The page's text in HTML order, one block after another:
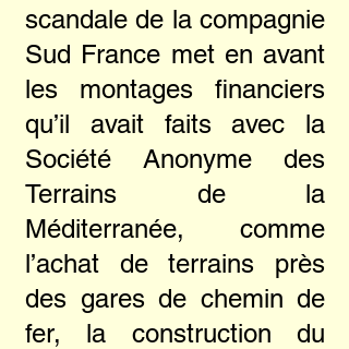
scandale de la compagnie
Sud France met en avant
les montages financiers
qu’il avait faits avec la
Société Anonyme des
Terrains de la
Méditerranée, comme
l’achat de terrains près
des gares de chemin de
fer, la construction du